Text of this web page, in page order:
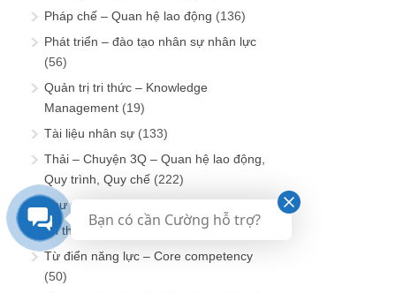
Pháp chế – Quan hệ lao động (136)
Phát triển – đào tạo nhân sự nhân lực
(56)
Quản trị tri thức – Knowledge
Management (19)
Tài liệu nhân sự (133)
Thải – Chuyện 3Q – Quan hệ lao động,
Quy trình, Quy chế (222)
Thư viện BSC & KPI
Tri thức tuyển dụng
Từ điển năng lực – Core competency
(50)
Bạn có cần Cường hỗ trợ?